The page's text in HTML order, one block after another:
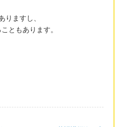
ますし、
ともあります。